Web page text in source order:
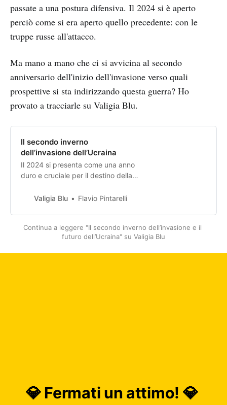
passate a una postura difensiva. Il 2024 si è aperto
perciò come si era aperto quello precedente: con le
truppe russe all'attacco.
Ma mano a mano che ci si avvicina al secondo
anniversario dell'inizio dell'invasione verso quali
prospettive si sta indirizzando questa guerra? Ho
provato a tracciarle su Valigia Blu.
Il secondo inverno
dell’invasione dell’Ucraina
Il 2024 si presenta come una anno
duro e cruciale per il destino della
l’andamento della guerra.
Valigia Blu Flavio Pintarelli
Continua a leggere "Il secondo inverno dell’invasione e il
futuro dell’Ucraina" su Valigia Blu
💎 Fermati un attimo! 💎